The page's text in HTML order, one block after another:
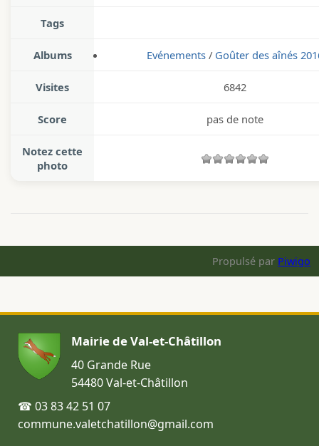
Tags
Albums Evénements/ Goûter des aînés
Visites 6842
Score pas de note
Notez cette
photo
Propulsé par Piwigo
Mairie de Val-et-Châtillon
40 Grande Rue
54480 Val-et-Châtillon
☎ 03 83 42 51 07
commune.valetchatillon@gmail.com